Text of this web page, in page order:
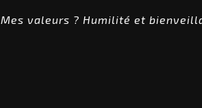
Mes valeurs ? Humilité et